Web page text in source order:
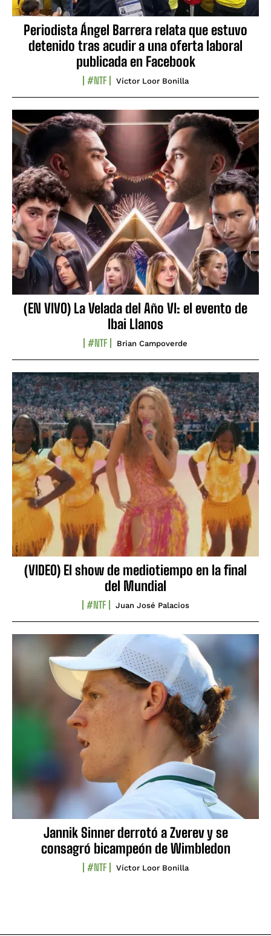
Periodista Ángel Barrera relata que estuvo
detenido tras acudir a una oferta laboral
publicada en Facebook
#NTF Víctor Loor Bonilla
(EN VIVO) La Velada del Año VI: el evento de
Ibai Llanos
#NTF Brian Campoverde
(VIDEO) El show de mediotiempo en la final
del Mundial
#NTF Juan José Palacios
Jannik Sinner derrotó a Zverev y se
consagró bicampeón de Wimbledon
#NTF Víctor Loor Bonilla